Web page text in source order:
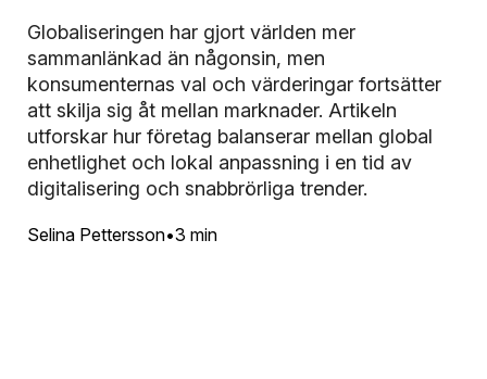
3 min
Globaliseringen har gjort världen mer
sammanlänkad än någonsin, men
konsumenternas val och värderingar fortsätter
att skilja sig åt mellan marknader. Artikeln
utforskar hur företag balanserar mellan global
enhetlighet och lokal anpassning i en tid av
digitalisering och snabbrörliga trender.
Selina Pettersson